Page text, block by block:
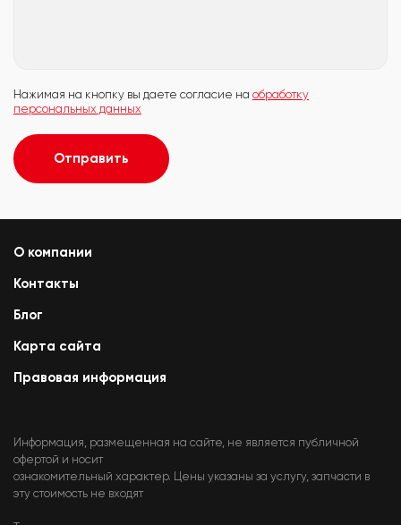
Нажимая на кнопку вы даете согласие на обработку
персональных данных
Отправить
О компании
Контакты
Блог
Карта сайта
Правовая информация
Информация, размещенная на сайте, не является публичной
офертой и носит
ознакомительный характер. Цены указаны за услугу, запчасти в
эту стоимость не входят